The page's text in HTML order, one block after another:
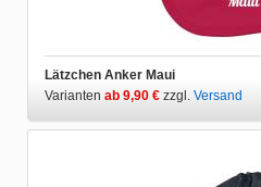
Lätzchen Anker Maui
Varianten ab 9,90 € zzgl. Versand